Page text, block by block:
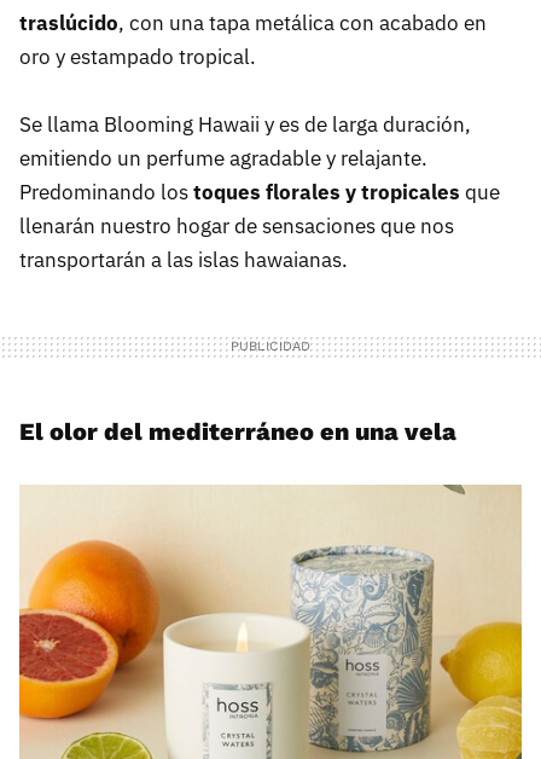
traslúcido, con una tapa metálica con acabado en
oro y estampado tropical.
Se llama Blooming Hawaii y es de larga duración,
emitiendo un perfume agradable y relajante.
Predominando lostoques florales y tropicales que
llenarán nuestro hogar de sensaciones que nos
transportarán a las islas hawaianas.
El olor del mediterráneo en una vela